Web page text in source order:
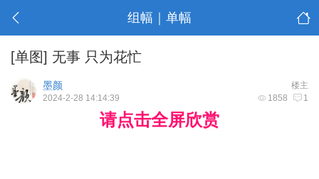
组幅｜单幅
[单图] 无事 只为花忙
楼主
墨颜
1858 1
2024-2-28 14:14:39
请点击全屏欣赏